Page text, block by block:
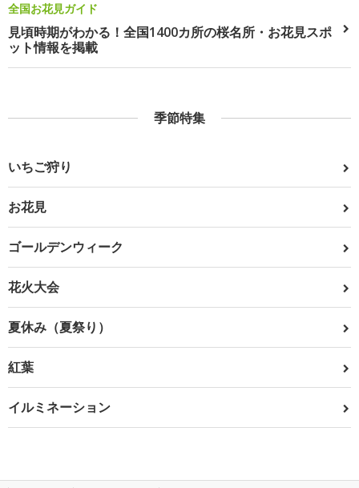
全国お花見ガイド
見頃時期がわかる！全国1400カ所の桜名所・お花見スポ
ット情報を掲載
季節特集
いちご狩り
お花見
ゴールデンウィーク
花火大会
夏休み（夏祭り）
紅葉
イルミネーション